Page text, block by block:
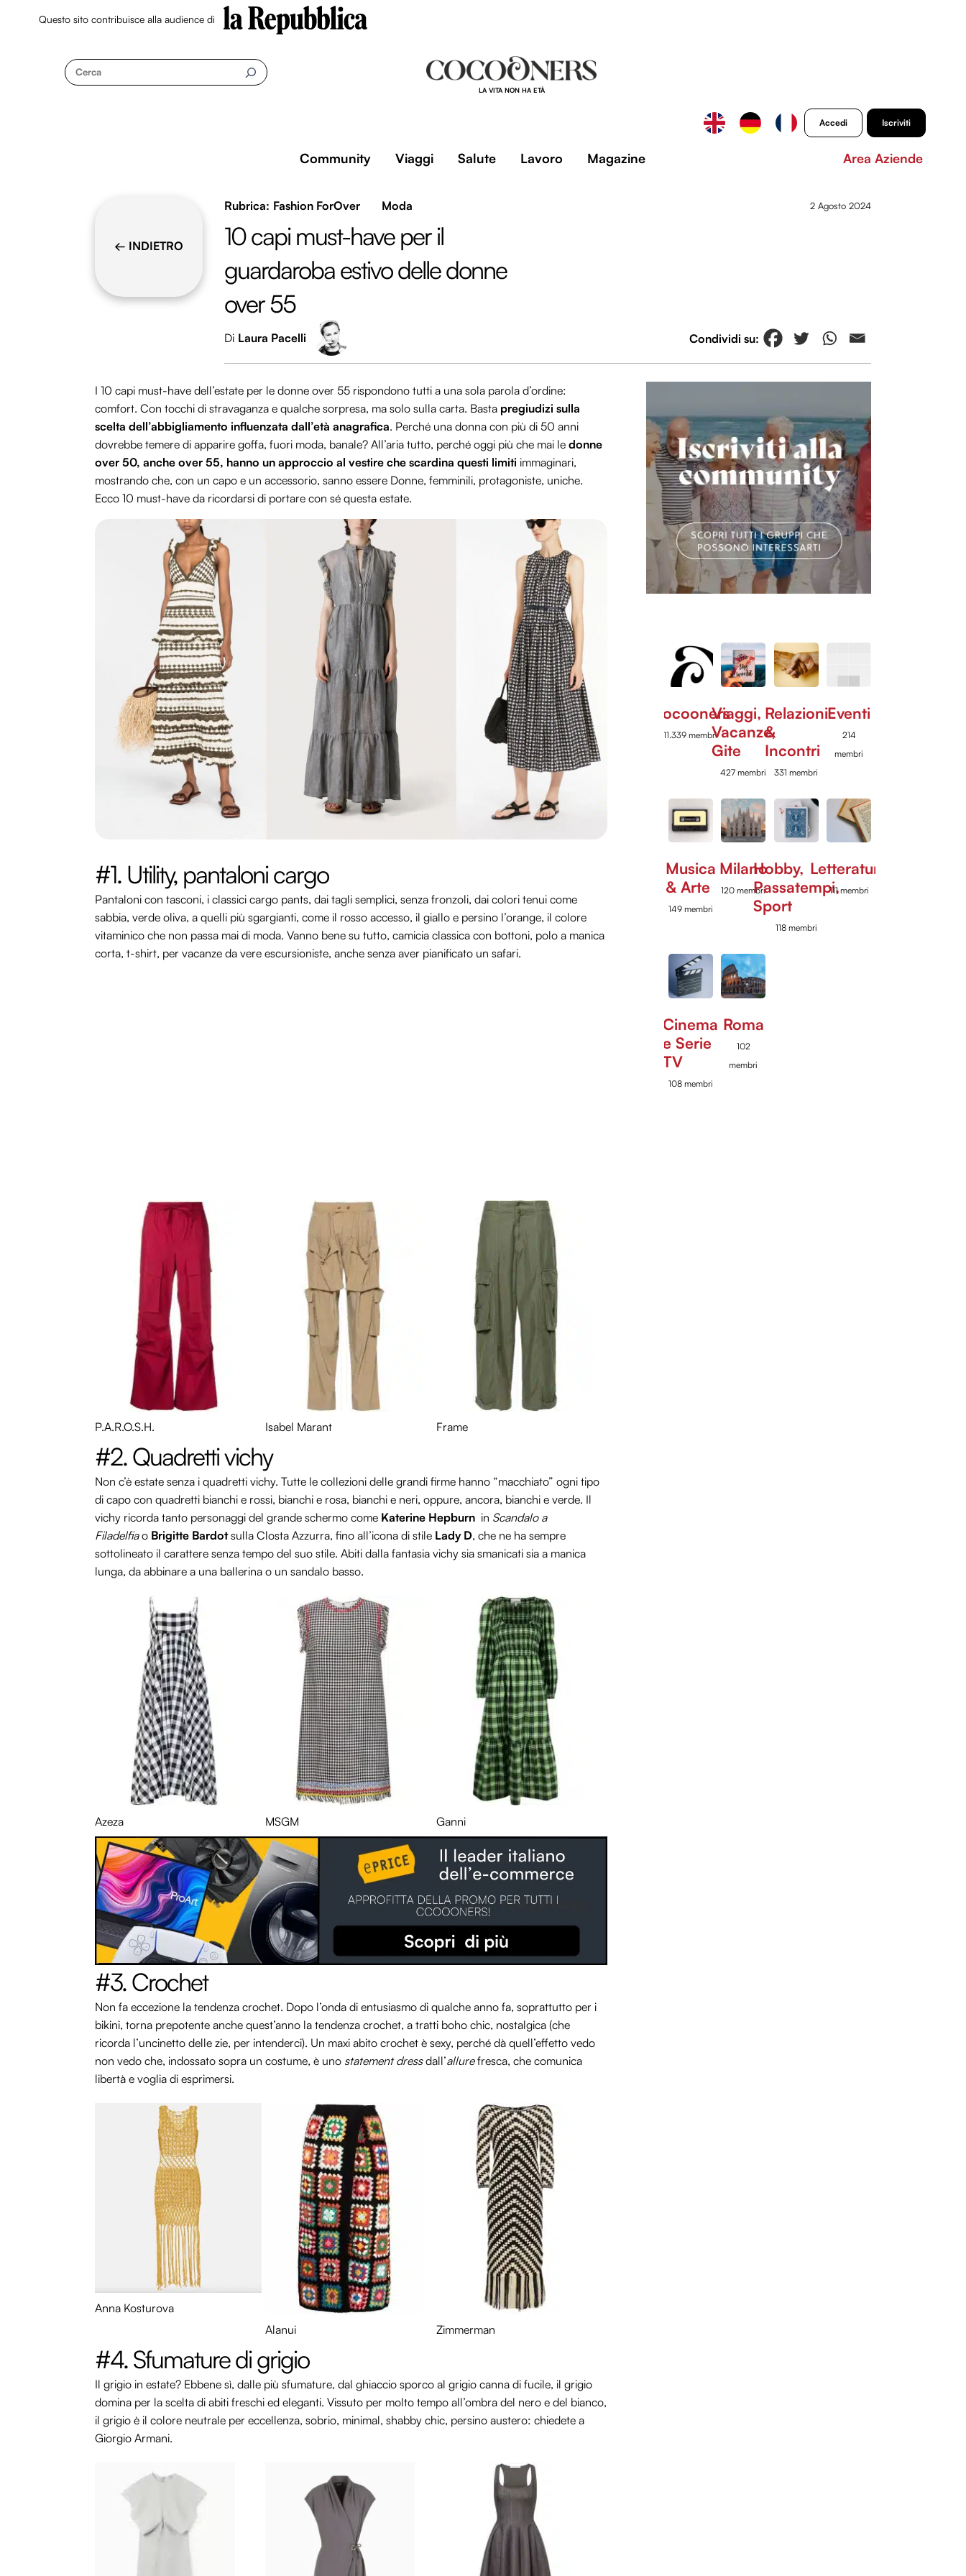
Questo sito contribuisce alla audience di
Cerca
LA VITA NON HA ETÀ
Accedi Iscriviti
Community Viaggi Salute Lavoro Magazine Area Aziende
← INDIETRO
Fashion ForOver Moda 2 Agosto 2024
10 capi must-have per il
guardaroba estivo delle donne
over 55
Di Laura Pacelli
I 10 capi must-have dell’estate per le donne over 55 rispondono tutti a una sola parola d’ordine:
comfort. Con tocchi di stravaganza e qualche sorpresa, ma solo sulla carta. Basta pregiudizi sulla
scelta dell’abbigliamento influenzata dall’età anagrafica. Perché una donna con più di 50 anni
dovrebbe temere di apparire goffa, fuori moda, banale? All’aria tutto, perché oggi più che mai le donne
over 50, anche over 55, hanno un approccio al vestire che scardina questi limiti immaginari,
mostrando che, con un capo e un accessorio, sanno essere Donne, femminili, protagoniste, uniche.
Ecco 10 must-have da ricordarsi di portare con sé questa estate.
#1. Utility, pantaloni cargo
Pantaloni con tasconi, i classici cargo pants, dai tagli semplici, senza fronzoli, dai colori tenui come
sabbia, verde oliva, a quelli più sgargianti, come il rosso accesso, il giallo e persino l’orange, il colore
vitaminico che non passa mai di moda. Vanno bene su tutto, camicia classica con bottoni, polo a manica
corta, t-shirt, per vacanze da vere escursioniste, anche senza aver pianificato un safari.
P.A.R.O.S.H. Isabel Marant Frame
#2. Quadretti vichy
Non c’è estate senza i quadretti vichy. Tutte le collezioni delle grandi firme hanno “macchiato” ogni tipo
di capo con quadretti bianchi e rossi, bianchi e rosa, bianchi e neri, oppure, ancora, bianchi e verde. Il
vichy ricorda tanto personaggi del grande schermo come Katerine Hepburn in Scandalo a
Filadelfiao Brigitte Bardotsulla Closta Azzurra, fino all’icona di stile Lady D, che ne ha sempre
sottolineato il carattere senza tempo del suo stile. Abiti dalla fantasia vichy sia smanicati sia a manica
lunga, da abbinare a una ballerina o un sandalo basso.
Azeza MSGM Ganni
#3. Crochet
Non fa eccezione la tendenza crochet. Dopo l’onda di entusiasmo di qualche anno fa, soprattutto per i
bikini, torna prepotente anche quest’anno la tendenza crochet, a tratti boho chic, nostalgica (che
ricorda l’uncinetto delle zie, per intenderci). Un maxi abito crochet è sexy, perché dà quell’effetto vedo
non vedo che, indossato sopra un costume, è uno statement dressdall’allurefresca, che comunica
libertà e voglia di esprimersi.
Anna Kosturova
Alanui
Zimmerman
#4. Sfumature di grigio
Il grigio in estate? Ebbene sì, dalle più sfumature, dal ghiaccio sporco al grigio canna di fucile, il grigio
domina per la scelta di abiti freschi ed eleganti. Vissuto per molto tempo all’ombra del nero e del bianco,
il grigio è il colore neutrale per eccellenza, sobrio, minimal, shabby chic, persino austero: chiedete a
Giorgio Armani.
Cocooners
11.339 membri
Viaggi,
Vacanze,
Gite
427 membri
Relazioni
&
Incontri
331 membri
Eventi
214
membri
Musica
& Arte
149 membri
Milano
120 membri
Hobby,
Passatempi,
Sport
118 membri
Letteratura
111 membri
Cinema
e Serie
TV
108 membri
Roma
102
membri